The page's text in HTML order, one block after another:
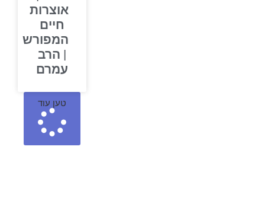
אוצרות
חיים
המפורש
| הרב
עמרם
טען עוד